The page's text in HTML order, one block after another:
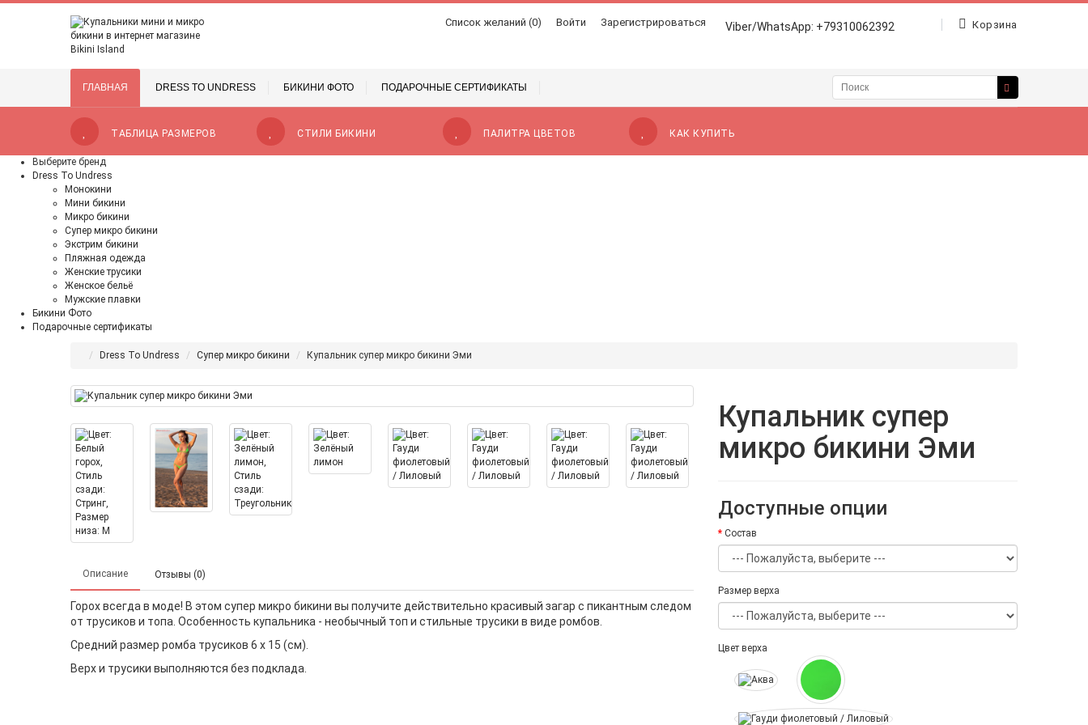
Список желаний (0) Войти Зарегистрироваться Корзина
Viber/WhatsApp: +79310062392
ГЛАВНАЯ DRESS TO UNDRESS БИКИНИ ФОТО ПОДАРОЧНЫЕ СЕРТИФИКАТЫ
ТАБЛИЦА РАЗМЕРОВ СТИЛИ БИКИНИ ПАЛИТРА ЦВЕТОВ КАК КУПИТЬ
Выберите бренд
Dress To Undress
Монокини
Мини бикини
Микро бикини
Супер микро бикини
Экстрим бикини
Пляжная одежда
Женские трусики
Женское бельё
Мужские плавки
Бикини Фото
Подарочные сертификаты
Dress To Undress Супер микро бикини Купальник супер микро бикини Эми
Описание Отзывы (0)
Горох всегда в моде! В этом супер микро бикини вы получите действительно красивый загар с пикантным следом
от трусиков и топа. Особенность купальника - необычный топ и стильные трусики в виде ромбов.
Средний размер ромба трусиков 6 х 15 (см).
Верх и трусики выполняются без подклада.
Купальник супер
микро бикини Эми
Доступные опции
Состав
Размер верха
Цвет верха